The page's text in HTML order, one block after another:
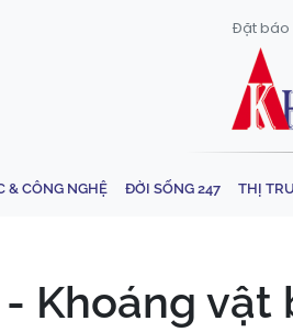
Đặt báo
& CÔNG NGHỆ ĐỜI SỐNG 247 THỊ
Khoáng